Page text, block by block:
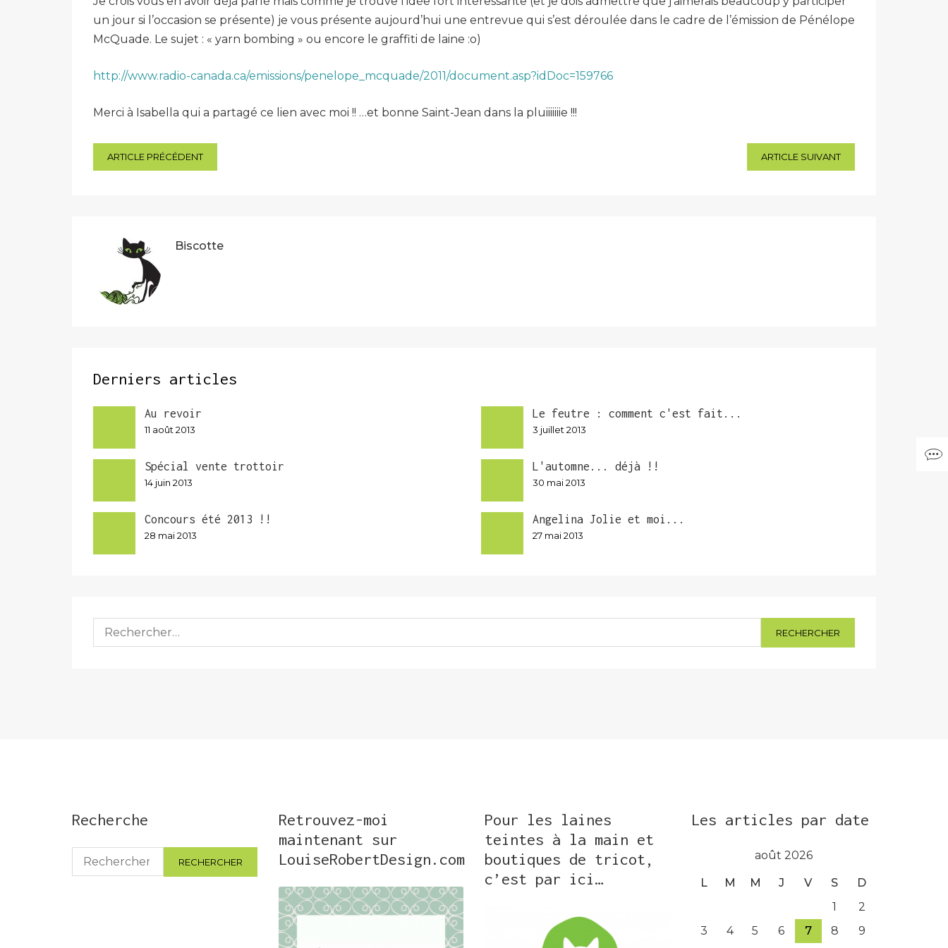
un jour si l’occasion se présente) je vous présente aujourd’hui une entrevue qui s’est déroulée dans le cadre de l’émission de Pénélope
McQuade. Le sujet : « yarn bombing » ou encore le graffiti de laine :o)
http://www.radio-canada.ca/emissions/penelope_mcquade/2011/document.asp?idDoc=159766
Merci à Isabella qui a partagé ce lien avec moi !! …et bonne Saint-Jean dans la pluiiiiiiie !!!
Navigation
ARTICLE PRÉCÉDENT ARTICLE SUIVANT
Biscotte
Derniers articles
Au revoir
11 août 2013
Le feutre : comment c'est fait...
3 juillet 2013
Spécial vente trottoir
14 juin 2013
L'automne... déjà !!
30 mai 2013
Concours été 2013 !!
28 mai 2013
Angelina Jolie et moi...
27 mai 2013
Rechercher :
Recherche
Rechercher :
Retrouvez-moi
maintenant sur
LouiseRobertDesign.com
Pour les laines
teintes à la main et
boutiques de tricot,
c’est par ici…
Les articles par date
août 2026
L M M J V S
D
1
2
3
4 5 6 7 8 9